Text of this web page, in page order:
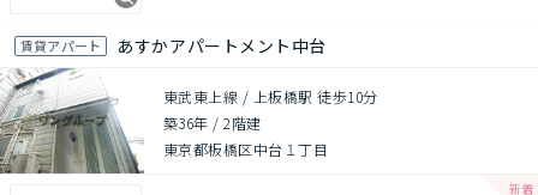
賃貸アパート あすかアパートメント中台
東武東上線 / 上板橋駅 徒歩10分
築36年 /2階建
東京都板橋区中台１丁目